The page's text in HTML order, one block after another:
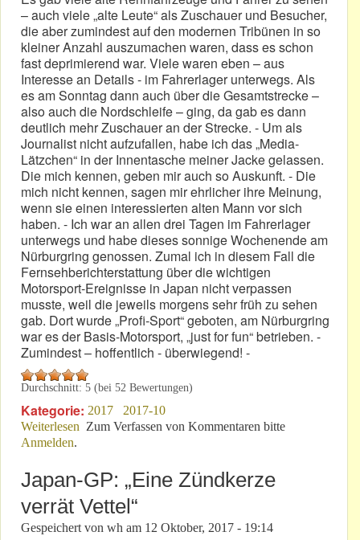
– auch viele „alte Leute“ als Zuschauer und Besucher,
die aber zumindest auf den modernen Tribünen in so
kleiner Anzahl auszumachen waren, dass es schon
fast deprimierend war. Viele waren eben – aus
Interesse an Details - im Fahrerlager unterwegs. Als
es am Sonntag dann auch über die Gesamtstrecke –
also auch die Nordschleife – ging, da gab es dann
deutlich mehr Zuschauer an der Strecke. - Um als
Journalist nicht aufzufallen, habe ich das „Media-
Lätzchen“ in der Innentasche meiner Jacke gelassen.
Die mich kennen, geben mir auch so Auskunft. - Die
mich nicht kennen, sagen mir ehrlicher ihre Meinung,
wenn sie einen interessierten alten Mann vor sich
haben. - Ich war an allen drei Tagen im Fahrerlager
unterwegs und habe dieses sonnige Wochenende am
Nürburgring genossen. Zumal ich in diesem Fall die
Fernsehberichterstattung über die wichtigen
Motorsport-Ereignisse in Japan nicht verpassen
musste, weil die jeweils morgens sehr früh zu sehen
gab. Dort wurde „Profi-Sport“ geboten, am Nürburgring
war es der Basis-Motorsport, „just for fun“ betrieben. -
Zumindest – hoffentlich - überwiegend! -
Durchschnitt: 5 (bei 52 Bewertungen)
Kategorie: 2017
2017-10
Weiterlesen über Oktober 2017: „Nürburgring Grand-Prix“
Zum Verfassen von Kommentaren bitte
Anmelden.
Japan-GP: „Eine Zündkerze
verrät Vettel“
Gespeichert von wh am 12 Oktober, 2017 - 19:14